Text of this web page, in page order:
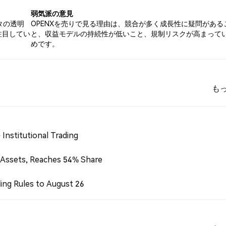
の透明
目してい
弱気派の意見
OPENXを売りで見る理由は、競合が多く成長性に疑問がある
と、収益モデルの持続性が低いこと、規制リスクが高まって
めです。
も
Institutional Trading
Reaches 54% Share
Rules to August 26